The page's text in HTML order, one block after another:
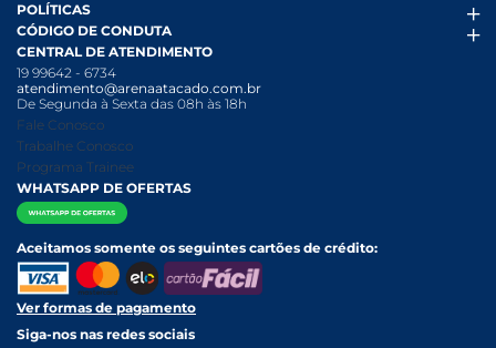
Arena Mais
Fácil Pra Pagar
Ofertas
Folheto
Nossas Lojas
Nossa História
Relatório Transparência Salarial
POLÍTICAS
Termos de uso
Política de Trocas e Devoluções
Política de Privacidade
Política Anticorrupção
Política de entrega e Retirada
Política de Pagamento
CÓDIGO DE CONDUTA
Código de conduta PDF
Canal de Denúncias
Canal de Denúncias da Mulher
CENTRAL DE ATENDIMENTO
19 99642 - 6734
atendimento@arenaatacado.com.br
De Segunda à Sexta das 08h às 18h
Fale Conosco
Trabalhe Conosco
Programa Trainee
WHATSAPP DE OFERTAS
Aceitamos somente os seguintes cartões de crédito:
Ver formas de pagamento
Siga-nos nas redes sociais